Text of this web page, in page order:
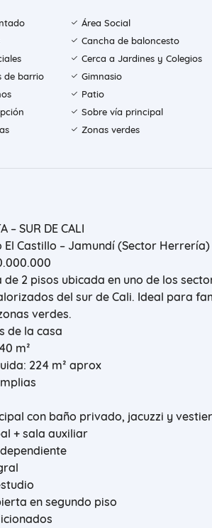
Área Social
Cancha de baloncesto
Cerca a Jardines y Colegios
de barrio
Gimnasio
Patio
Sobre vía principal
Zonas verdes
– SUR DE CALI
El Castillo – Jamundí (Sector Herrería)
de 2 pisos ubicada en uno de los
del sur de Cali. Ideal para
verdes.
de la casa
m²
224 m² aprox
con baño privado, jacuzzi y vestier
+ sala auxiliar
en segundo piso